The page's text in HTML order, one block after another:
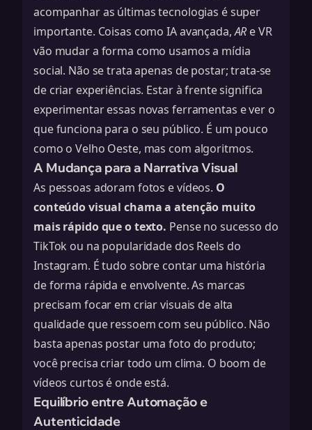
acompanhar as últimas tecnologias é super
importante. Coisas como IA avançada,AR e VR
vão mudar a forma como usamos a mídia
social. Não se trata apenas de postar; trata-se
de criar experiências. Estar à frente significa
experimentar essas novas ferramentas e ver o
que funciona para o seu público. É um pouco
como o Velho Oeste, mas com algoritmos.
A Mudança para a Narrativa Visual
As pessoas adoram fotos e vídeos. O
conteúdo visual chama a atenção muito
mais rápido que o texto. Pense no sucesso do
TikTok ou na popularidade dos Reels do
Instagram. É tudo sobre contar uma história
de forma rápida e envolvente. As marcas
precisam focar em criar visuais de alta
qualidade que ressoem com seu público. Não
basta apenas postar uma foto do produto;
você precisa criar todo um clima. O boom de
vídeos curtos é onde está.
Equilíbrio entre Automação e
Autenticidade